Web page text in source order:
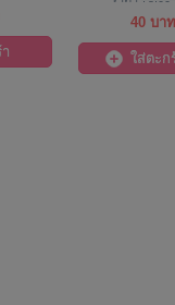
40 บาท
ใส่ตะก